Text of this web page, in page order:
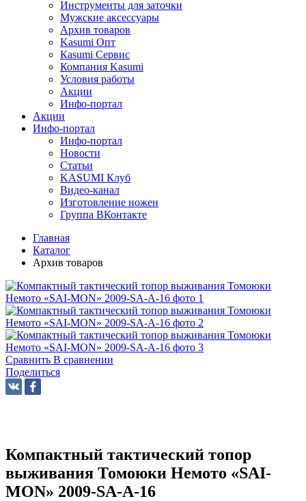
Инструменты для заточки
Мужские аксессуары
Архив товаров
Kasumi Опт
Кasumi Сервис
Компания Kasumi
Условия работы
Акции
Инфо-портал
Акции
Инфо-портал
Инфо-портал
Новости
Статьи
KASUMI Клуб
Видео-канал
Изготовление ножен
Группа ВКонтакте
Главная
Каталог
Архив товаров
Сравнить В сравнении
Поделиться
Компактный тактический топор
выживания Томоюки Немото «SAI-
MON» 2009-SA-A-16